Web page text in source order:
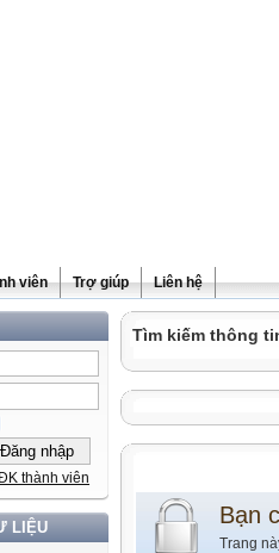
viên Trợ giúp Liên hệ
thành viên
LIỆU
Tìm kiếm thông
Bạn
Trang